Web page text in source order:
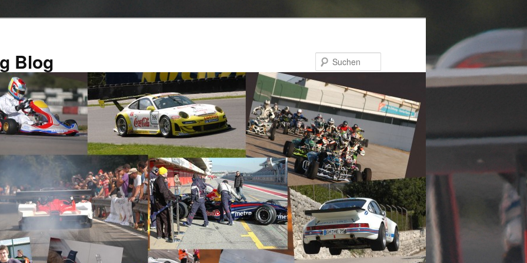
Blog